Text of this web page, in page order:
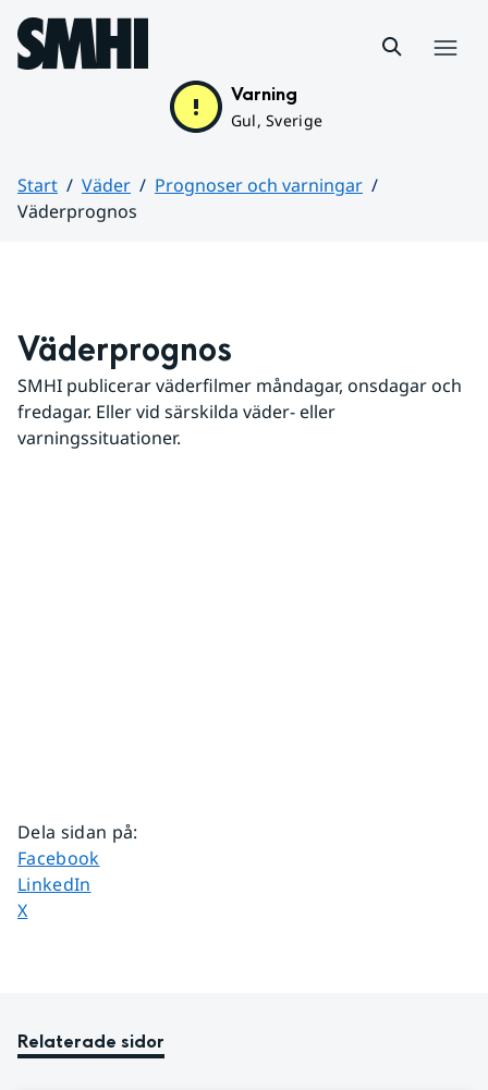
Hoppa till sidans innehåll
Varning
Gul, Sverige
Start Väder
Prognoser och varningar
Väderprognos
Väderprognos
SMHI publicerar väderfilmer måndagar, onsdagar och
fredagar. Eller vid särskilda väder- eller
varningssituationer.
Dela sidan på:
Dela sidan på
Facebook
Dela sidan på
LinkedIn
Dela sidan på
X
Relaterade sidor